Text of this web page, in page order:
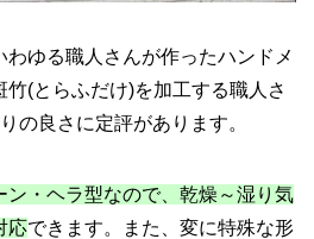
ゆる職人さんが作ったハンドメ
(とらふだけ)を加工する職人さ
の良さに定評があります。
ン・ヘラ型なので、乾燥～湿り気
応できます。また、変に特殊な形